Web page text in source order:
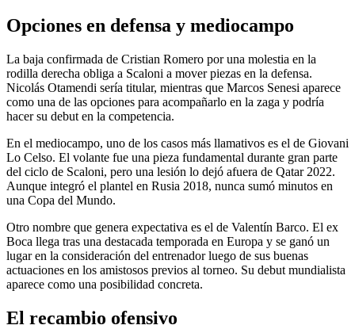
Opciones en defensa y mediocampo
La baja confirmada de Cristian Romero por una molestia en la
rodilla derecha obliga a Scaloni a mover piezas en la defensa.
Nicolás Otamendi sería titular, mientras que Marcos Senesi aparece
como una de las opciones para acompañarlo en la zaga y podría
hacer su debut en la competencia.
En el mediocampo, uno de los casos más llamativos es el de Giovani
Lo Celso. El volante fue una pieza fundamental durante gran parte
del ciclo de Scaloni, pero una lesión lo dejó afuera de Qatar 2022.
Aunque integró el plantel en Rusia 2018, nunca sumó minutos en
una Copa del Mundo.
Otro nombre que genera expectativa es el de Valentín Barco. El ex
Boca llega tras una destacada temporada en Europa y se ganó un
lugar en la consideración del entrenador luego de sus buenas
actuaciones en los amistosos previos al torneo. Su debut mundialista
aparece como una posibilidad concreta.
El recambio ofensivo